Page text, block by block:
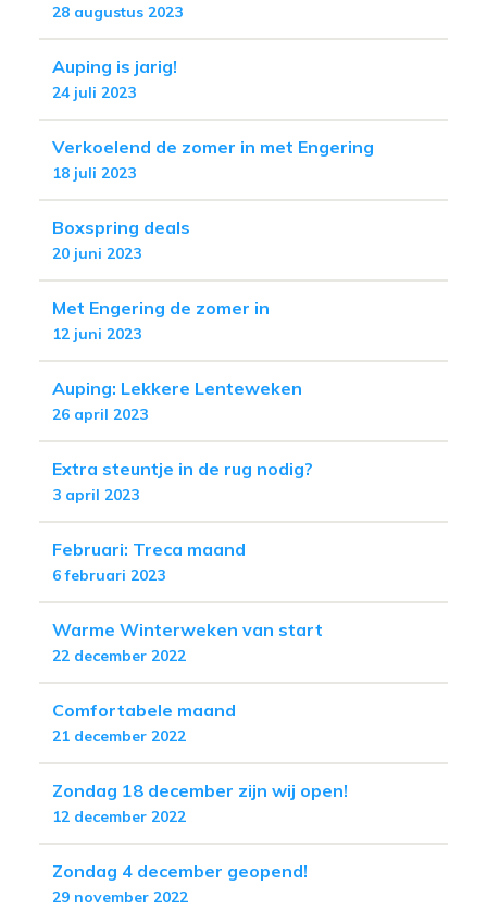
28 augustus 2023
Auping is jarig!
24 juli 2023
Verkoelend de zomer in met Engering
18 juli 2023
Boxspring deals
20 juni 2023
Met Engering de zomer in
12 juni 2023
Auping: Lekkere Lenteweken
26 april 2023
Extra steuntje in de rug nodig?
3 april 2023
Februari: Treca maand
6 februari 2023
Warme Winterweken van start
22 december 2022
Comfortabele maand
21 december 2022
Zondag 18 december zijn wij open!
12 december 2022
Zondag 4 december geopend!
29 november 2022